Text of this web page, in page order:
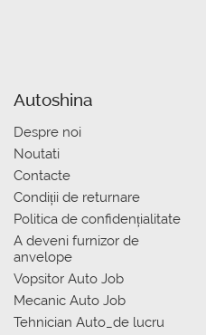
Autoshina
Despre noi
Noutati
Contacte
Condiții de returnare
Politica de confidențialitate
A deveni furnizor de
anvelope
Vopsitor Auto Job
Mecanic Auto Job
Tehnician Auto_de lucru